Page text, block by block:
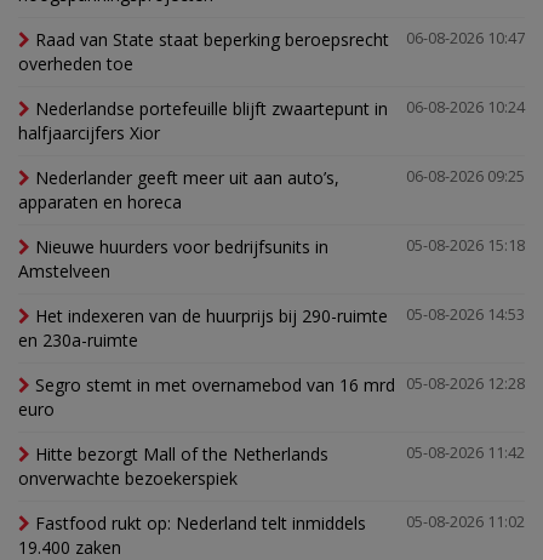
06-08-2026 10:47
Raad van State staat beperking beroepsrecht
overheden toe
06-08-2026 10:24
Nederlandse portefeuille blijft zwaartepunt in
halfjaarcijfers Xior
06-08-2026 09:25
Nederlander geeft meer uit aan auto’s,
apparaten en horeca
05-08-2026 15:18
Nieuwe huurders voor bedrijfsunits in
Amstelveen
05-08-2026 14:53
Het indexeren van de huurprijs bij 290-ruimte
en 230a-ruimte
05-08-2026 12:28
Segro stemt in met overnamebod van 16 mrd
euro
05-08-2026 11:42
Hitte bezorgt Mall of the Netherlands
onverwachte bezoekerspiek
05-08-2026 11:02
Fastfood rukt op: Nederland telt inmiddels
19.400 zaken